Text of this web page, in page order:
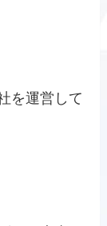
を運営して